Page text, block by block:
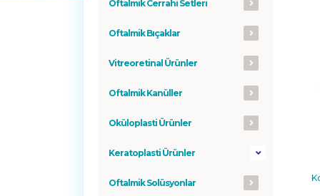
Oftalmik Cerrahi Setleri
Oftalmik Bıçaklar
Vitreoretinal Ürünler
Oftalmik Kanüller
Oküloplasti Ürünler
Keratoplasti Ürünler
Oftalmik Solüsyonlar